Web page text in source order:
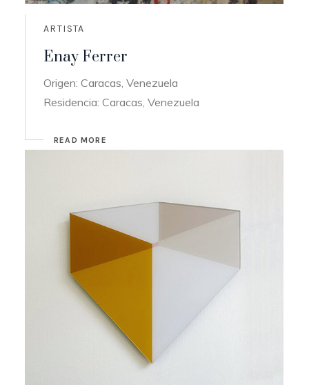
ARTISTA
Enay Ferrer
Origen: Caracas, Venezuela
Residencia: Caracas, Venezuela
READ MORE